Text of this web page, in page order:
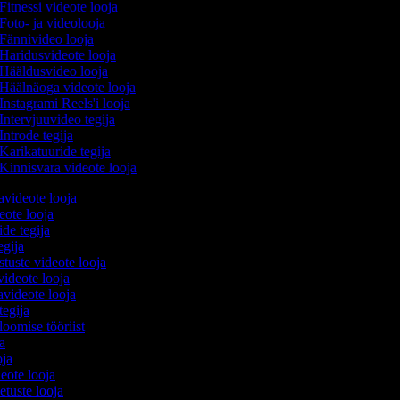
videote looja
ja videolooja
looja
looja
looja
videote looja
Reels'i looja
tegija
tegija
tegija
videote looja
looja
looja
tegija
videote looja
looja
looja
tööriist
looja
looja